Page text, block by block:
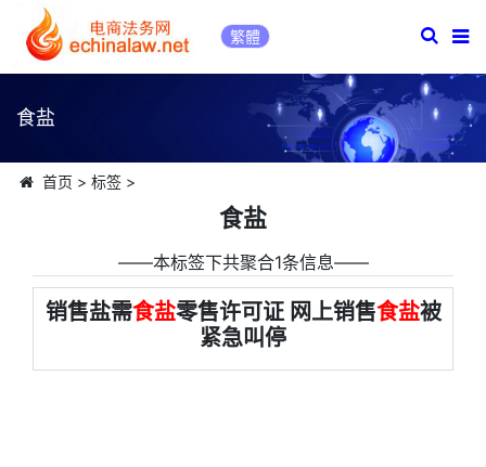
繁體
食盐
首页 > 标签>
食盐
――本标签下共聚合1条信息――
销售盐需食盐零售许可证 网上销售食盐被
紧急叫停